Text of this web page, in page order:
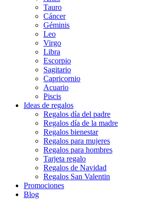
Tauro
Cáncer
Géminis
Leo
Virgo
Libra
Escorpio
Sagitario
Capricornio
Acuario
Piscis
Ideas de regalos
Regalos día del padre
Regalos día de la madre
Regalos bienestar
Regalos para mujeres
Regalos para hombres
Tarjeta regalo
Regalos de Navidad
Regalos San Valentin
Promociones
Blog